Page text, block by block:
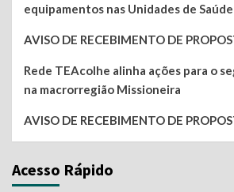
equipamentos nas Unidades de Saúde
AVISO DE RECEBIMENTO DE
Rede TEAcolhe alinha ações para o
na macrorregião Missioneira
AVISO DE RECEBIMENTO DE
Acesso Rápido